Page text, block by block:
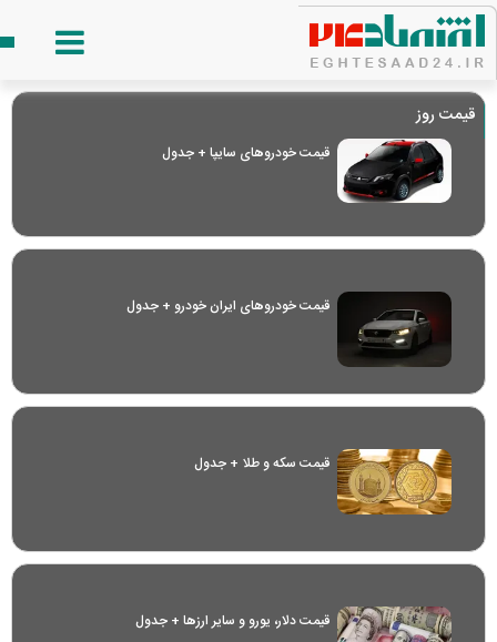
قیمت روز
قیمت خودرو‌های سایپا + جدول
قیمت خودرو‌های ایران خودرو + جدول
قیمت سکه و طلا + جدول
قیمت دلار، یورو و سایر ارز‌ها + جدول